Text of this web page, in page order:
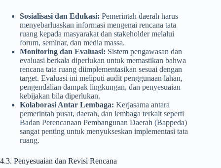
Sosialisasi dan Edukasi: Pemerintah daerah harus
menyebarluaskan informasi mengenai rencana tata
ruang kepada masyarakat dan stakeholder melalui
forum, seminar, dan media massa.
Monitoring dan Evaluasi: Sistem pengawasan dan
evaluasi berkala diperlukan untuk memastikan bahwa
rencana tata ruang diimplementasikan sesuai dengan
target. Evaluasi ini meliputi audit penggunaan lahan,
pengendalian dampak lingkungan, dan penyesuaian
kebijakan bila diperlukan.
Kolaborasi Antar Lembaga: Kerjasama antara
pemerintah pusat, daerah, dan lembaga terkait seperti
Badan Perencanaan Pembangunan Daerah (Bappeda)
sangat penting untuk menyukseskan implementasi tata
ruang.
4.3. Penyesuaian dan Revisi Rencana